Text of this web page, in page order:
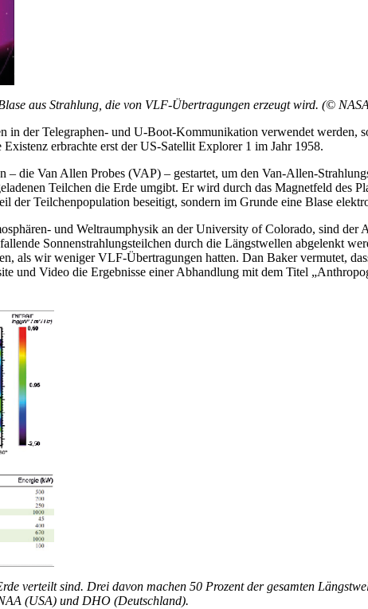
aus Strahlung, die von VLF-Übertragungen erzeugt wird. (©
in der Telegraphen- und U-Boot-Kommunikation verwendet
erbrachte erst der US-Satellit Explorer 1 im Jahr 1958.
– die Van Allen Probes (VAP) – gestartet, um den Van-Allen-
Teilchen die Erde umgibt. Er wird durch das Magnetfeld des
der Teilchenpopulation beseitigt, sondern im Grunde eine Blase
und Weltraumphysik an der University of Colorado, sind der
Sonnenstrahlungsteilchen durch die Längstwellen abgelenkt
als wir weniger VLF-Übertragungen hatten. Dan Baker vermutet,
und Video die Ergebnisse einer Abhandlung mit dem Titel
verteilt sind. Drei davon machen 50 Prozent der gesamten
(USA) und DHO (Deutschland).